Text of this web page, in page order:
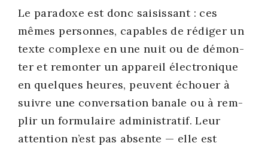
Le para­doxe est donc sai­sis­sant : ces
mêmes per­sonnes, capables de rédi­ger un
texte com­plexe en une nuit ou de démon­
ter et remon­ter un appa­reil élec­tro­nique
en quelques heures, peuvent échouer à
suivre une conver­sa­tion banale ou à rem­
plir un for­mu­laire admi­nis­tra­tif. Leur
atten­tion n’est pas absente — elle est